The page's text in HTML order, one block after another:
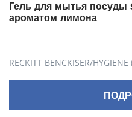
Гель для мытья
ароматом лимона
RECKITT BENCKISER/